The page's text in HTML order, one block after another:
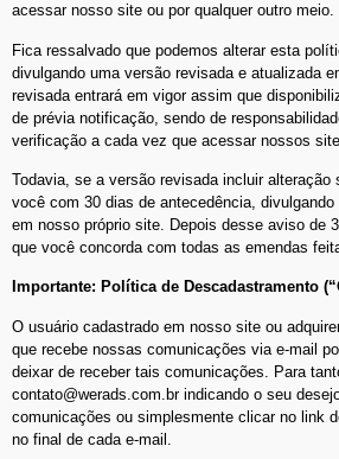
acessar nosso site ou por qualquer outro meio.
Fica ressalvado que podemos alterar esta
divulgando uma versão revisada e atualizada
revisada entrará em vigor assim que
de prévia notificação, sendo de
verificação a cada vez que acessar nossos
Todavia, se a versão revisada incluir alteração
você com 30 dias de antecedência,
em nosso próprio site. Depois desse aviso de
que você concorda com todas as emendas
Importante: Política de Descadastramento
O usuário cadastrado em nosso site ou
que recebe nossas comunicações via e-mail
deixar de receber tais comunicações. Para
contato@werads.com.brindicando o seu
comunicações ou simplesmente clicar no link
no final de cada e-mail.